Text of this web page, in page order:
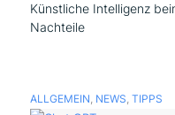
Künstliche Intelligenz
Nachteile
ALLGEMEIN, NEWS, TIPPS